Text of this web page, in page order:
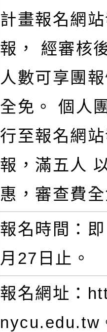
計畫報名網
報， 經審核
人數可享團
全免。 個人
行至報名網
報，滿五人
惠，審查費全
報名時間：
月27日止。
報名網址：
nycu.edu.tw